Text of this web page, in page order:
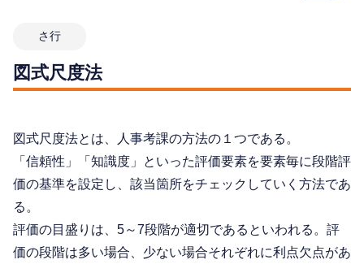
さ行
図式尺度法
図式尺度法とは、人事考課の方法の１つである。
「信頼性」「知識度」といった評価要素を要素毎に段階評
価の基準を設定し、該当箇所をチェックしていく方法であ
る。
評価の目盛りは、5～7段階が適切であるといわれる。評
価の段階は多い場合、少ない場合それぞれに利点欠点があ